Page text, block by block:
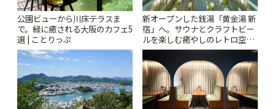
公園ビューから川床テラスま
で。緑に癒される大阪のカフェ5
選 | ことりっぷ
新オープンした銭湯「黄金湯 新
宿」へ。サウナとクラフトビー
ルを楽しむ癒やしのレトロ空間
| ことりっぷ